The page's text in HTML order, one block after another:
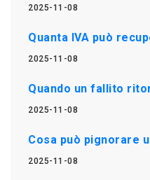
2025-11-08
Quanta IVA può
2025-11-08
Quando un fallito
2025-11-08
Cosa può pignorare
2025-11-08